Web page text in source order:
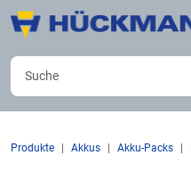
Produkte Akkus Akku-Packs